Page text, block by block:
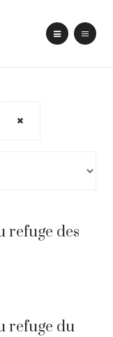
refuge des
refuge du